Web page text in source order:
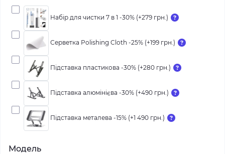
Набір для чистки 7 в 1 -30% (+279 грн.)
Серветка Polishing Cloth -25% (+199 грн.)
Підставка пластикова -30% (+280 грн.)
Підставка алюмінієва -30% (+490 грн.)
Підставка металева -15% (+1 490 грн.)
Модель